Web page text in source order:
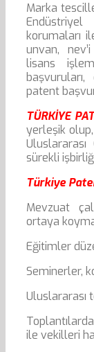
Marka
korumaları
unvan,
lisans
patent
TÜRKİYE
yerleşik
Uluslararası
sürekli
Türkiye
Mevzuat
ortaya
Eğitimler
Seminerler,
Uluslararası
ile vekilleri